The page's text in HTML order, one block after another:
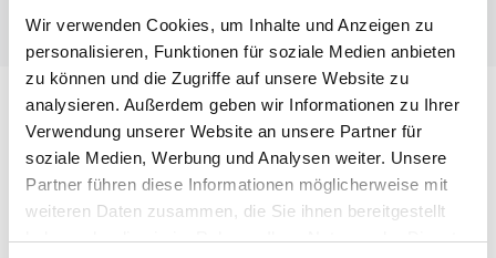
Wir verwenden Cookies, um Inhalte und Anzeigen zu
personalisieren, Funktionen für soziale Medien anbieten
zu können und die Zugriffe auf unsere Website zu
analysieren. Außerdem geben wir Informationen zu Ihrer
Verwendung unserer Website an unsere Partner für
soziale Medien, Werbung und Analysen weiter. Unsere
Partner führen diese Informationen möglicherweise mit
weiteren Daten zusammen, die Sie ihnen bereitgestellt
haben oder die sie im Rahmen Ihrer Nutzung der Dienste
Lageplan
Adresse
Ferienhaus 99801
Blommestien 96
Marielyst